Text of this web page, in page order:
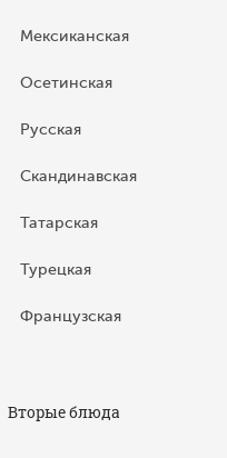
Мексиканская
Осетинская
Русская
Скандинавская
Татарская
Турецкая
Французская
Вторые блюда